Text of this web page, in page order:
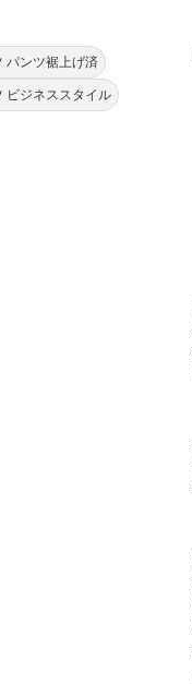
パンツ裾上げ済
ビジネススタイル